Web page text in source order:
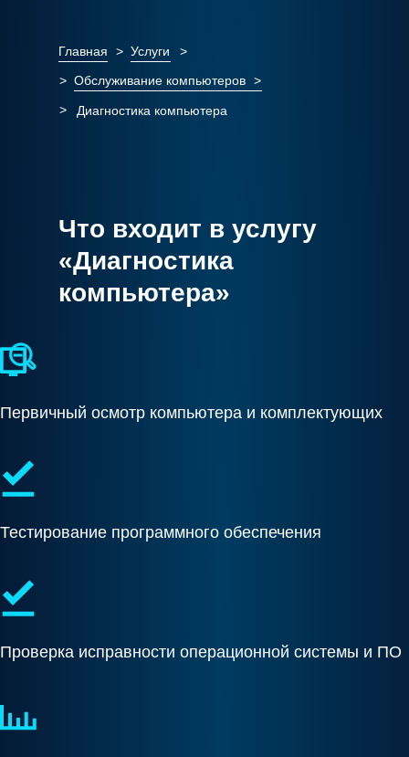
Главная > Услуги
>
Обслуживание компьютеров
> >
Диагностика компьютера
>
Что входит в услугу
«Диагностика
компьютера»
Первичный осмотр компьютера и комплектующих
Тестирование программного обеспечения
Проверка исправности операционной системы и ПО